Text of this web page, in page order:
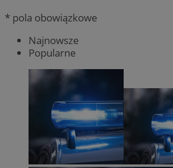
* pola obowiązkowe
Najnowsze
Popularne